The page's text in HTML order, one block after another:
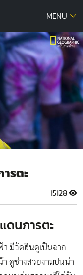
MENU
รตะ
15128
ดนภารตะ
า มีวัดฮินดูเป็นฉาก
ดูช่างสวยงามปนน่า